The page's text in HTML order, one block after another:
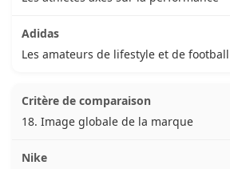
Les amateurs de lifestyle et de football
18. Image globale de la marque